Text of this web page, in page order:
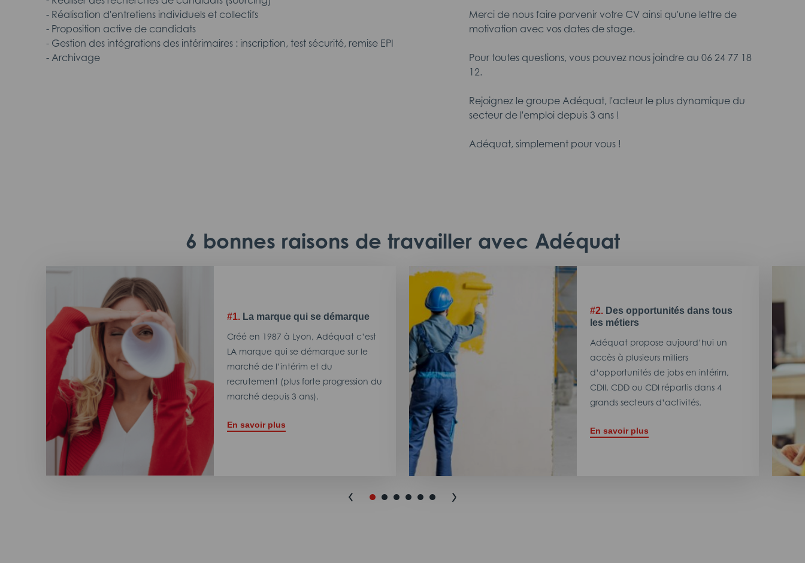
- Réalisation d'entretiens individuels et collectifs
- Proposition active de candidats
- Gestion des intégrations des intérimaires : inscription, test sécurité, remise EPI
- Archivage
Merci de nous faire parvenir votre CV ainsi qu'une lettre de
motivation avec vos dates de stage.
Pour toutes questions, vous pouvez nous joindre au 06 24 77 18
12.
Rejoignez le groupe Adéquat, l'acteur le plus dynamique du
secteur de l'emploi depuis 3 ans !
Adéquat, simplement pour vous !
6 bonnes raisons de travailler avec Adéquat
#1. La marque qui se démarque
Créé en 1987 à Lyon, Adéquat c’est
LA marque qui se démarque sur le
marché de l’intérim et du
recrutement (plus forte progression du
marché depuis 3 ans).
En savoir plus
#2. Des opportunités dans tous
les métiers
Adéquat propose aujourd’hui un
accès à plusieurs milliers
d’opportunités de jobs en intérim,
CDII, CDD ou CDI répartis dans 4
grands secteurs d’activités.
En savoir plus